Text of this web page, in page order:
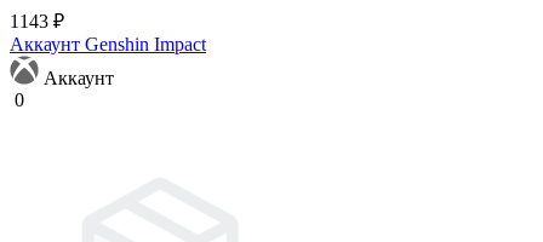
1143 ₽
Аккаунт Genshin Impact
Аккаунт
0